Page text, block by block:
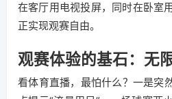
在客厅用电视投屏，同时在卧室
正实现观赛自由。
观赛体验的基石：无
看体育直播，最怕什么？一是突